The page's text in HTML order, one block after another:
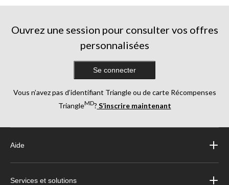
Ouvrez une session pour consulter vos offres
personnalisées
Se connecter
Vous n’avez pas d’identifiant Triangle ou de carte Récompenses
TriangleMD? S’inscrire maintenant
Aide
Services et solutions